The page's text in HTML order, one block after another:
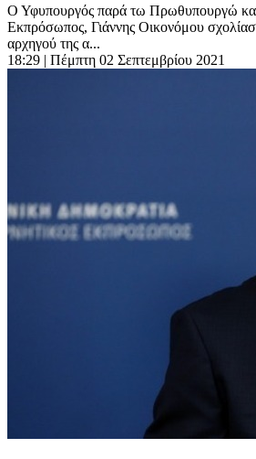
Ο Υφυπουργός παρά τω Πρωθυπουργώ
Εκπρόσωπος, Γιάννης Οικονόμου
αρχηγού της α...
18:29 | Πέμπτη 02 Σεπτεμβρίου 2021